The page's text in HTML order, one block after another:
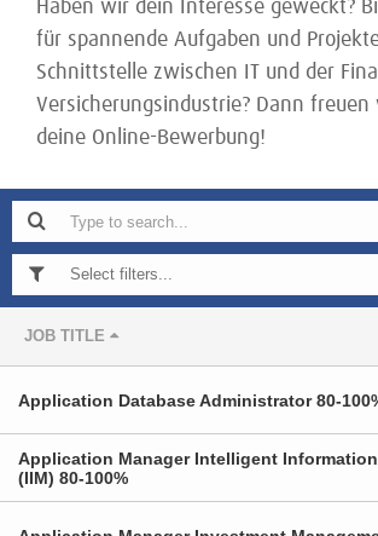
Haben wir dein Interesse geweckt?
für spannende Aufgaben und
Schnittstelle zwischen IT und der
Versicherungsindustrie? Dann
deine Online-Bewerbung!